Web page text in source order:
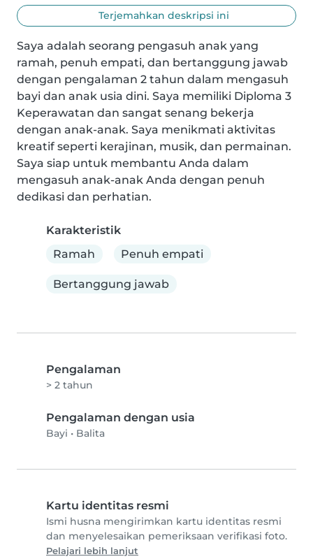
Terjemahkan deskripsi ini
Saya adalah seorang pengasuh anak yang
ramah, penuh empati, dan bertanggung jawab
dengan pengalaman 2 tahun dalam mengasuh
bayi dan anak usia dini. Saya memiliki Diploma 3
Keperawatan dan sangat senang bekerja
dengan anak-anak. Saya menikmati aktivitas
kreatif seperti kerajinan, musik, dan permainan.
Saya siap untuk membantu Anda dalam
mengasuh anak-anak Anda dengan penuh
dedikasi dan perhatian.
Karakteristik
Ramah
Penuh empati
Bertanggung jawab
Pengalaman
> 2 tahun
Pengalaman dengan usia
Bayi • Balita
Kartu identitas resmi
Ismi husna mengirimkan kartu identitas resmi
dan menyelesaikan pemeriksaan verifikasi foto.
Pelajari lebih lanjut